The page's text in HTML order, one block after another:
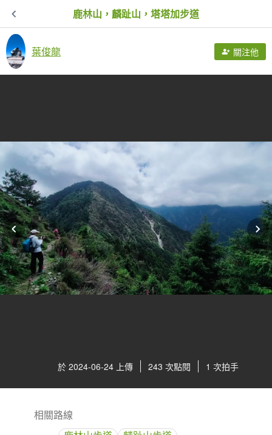
鹿林山，麟趾山，塔塔加步道
葉俊龍 關注他
於 2024-06-24 上傳 243 次點閱 1 次拍手
相關路線